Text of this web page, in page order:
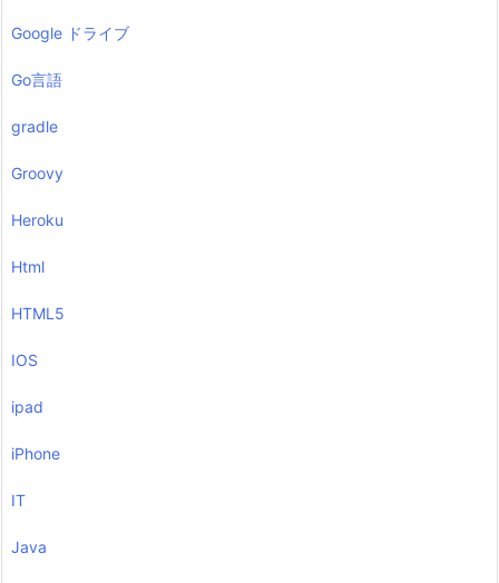
Google ドライブ
Go言語
gradle
Groovy
Heroku
Html
HTML5
IOS
ipad
iPhone
IT
Java